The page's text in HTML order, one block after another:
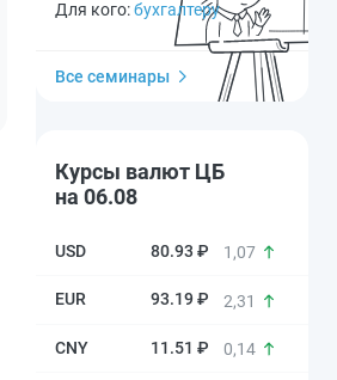
Для кого:бухгалтеру
Все семинары
Курсы валют ЦБ
на 06.08
80.93 ₽ 1,07
93.19 ₽ 2,31
11.51 ₽ 0,14